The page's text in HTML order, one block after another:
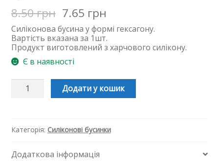
8.50грн 7.65 грн
Силіконова бусина уформі гексагону.
Вартість вказана за 1шт.
Продукт виготовлений з харчового силікону.
Є в наявності
Силіконова
бусинка,
зубів
Блакитний
Додати у кошик
Категорія: Силіконові бусинки
Додаткова інформація